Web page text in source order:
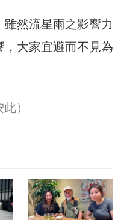
然流星雨之影響力
大家宜避而不見為
）